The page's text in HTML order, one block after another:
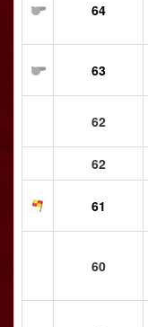
64
63
62
62
61
60